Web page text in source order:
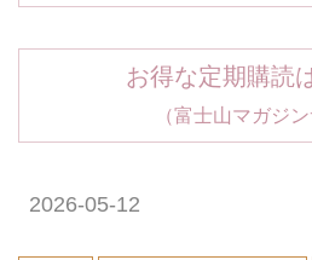
お得な定期購読
（富士山マガジン
2026-05-12